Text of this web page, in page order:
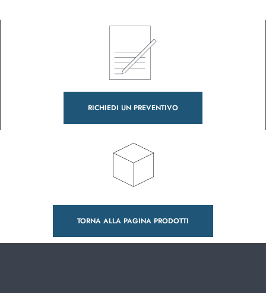
RICHIEDI UN PREVENTIVO
TORNA ALLA PAGINA PRODOTTI